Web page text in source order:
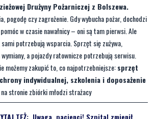
sami potrzebują wsparcia. Sprzęt się zużywa,
a pojazdy ratownicze potrzebują serwisu.
możemy zakupić to, co najpotrzebniejsze:sprzęt
indywidualnej, szkolenia i doposażenie
stronie zbiórki młodzi strażacy
TEŻ:Uwaga, pacjenci! Szpital zmienił
ważnego punktu!
funkcjonuje przy Ochotniczej Straży Pożarnej w